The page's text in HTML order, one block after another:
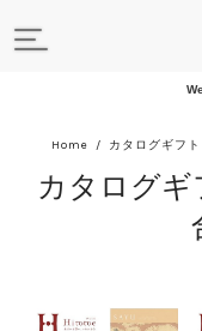
Home カタログギフト
カタログギ